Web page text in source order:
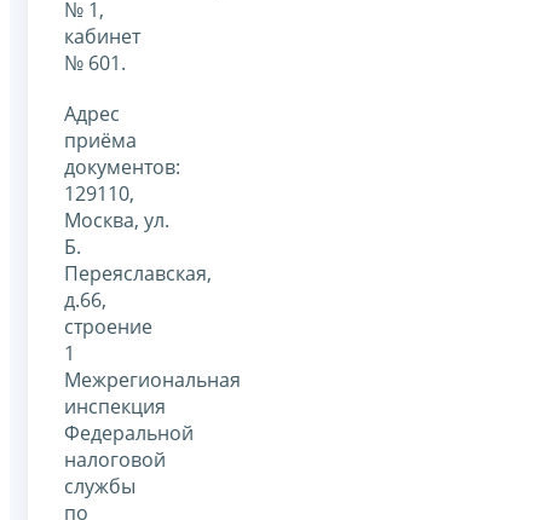
№ 1,
кабинет
№ 601.
Адрес
приёма
документов:
129110,
Москва, ул.
Б.
Переяславская,
д.66,
строение
1
Межрегиональная
инспекция
Федеральной
налоговой
службы
по